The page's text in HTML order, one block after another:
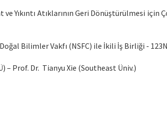
ve Yıkıntı Atıklarının Geri Dönüştürülmesi
Bilimler Vakfı (NSFC) ile İkili İş Birliği -
– Prof. Dr. Tianyu Xie (Southeast Üniv.)